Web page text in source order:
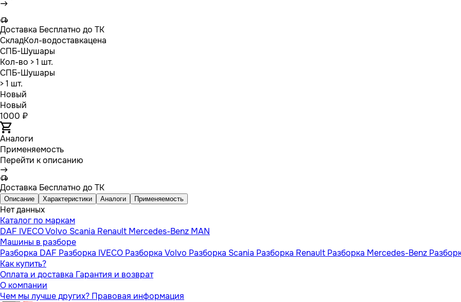
Доставка Бесплатно до ТК
СкладКол-водоставкацена
СПБ-Шушары
Кол-во > 1 шт.
СПБ-Шушары
> 1 шт.
Новый
Новый
1000 ₽
Аналоги
Применяемость
Перейти к описанию
Доставка Бесплатно до ТК
Описание Характеристики Аналоги Применяемость
Нет данных
Каталог по маркам
DAF IVECOVolvo Scania Renault Mercedes-Benz MAN
Машины в разборе
Разборка DAF Разборка IVECO Разборка Volvo Разборка Scania Разборка Renault Разборка Mercedes-Benz
Как купить?
Оплата и доставка Гарантия и возврат
О компании
Чем мы лучше других? Правовая информация